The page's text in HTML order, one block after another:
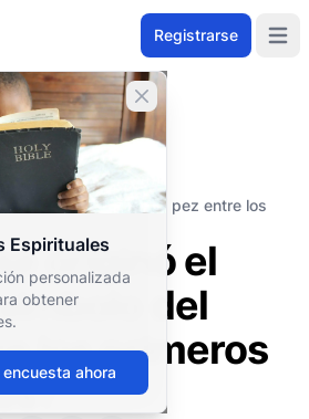
Registrarse
Cerrar banner
Espirituales
personalizada
obtener
ahora
Religiosos
el uso del símbolo del pez entre los
originó el
del
los primeros